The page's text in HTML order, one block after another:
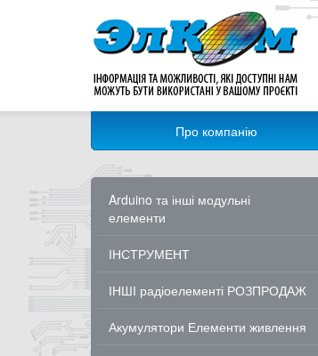
Про компанію
Arduino та інші модульні
елементи
ІНСТРУМЕНТ
ІНШІ радіоелементі РОЗПРОДАЖ
Акумулятори Елементи живлення